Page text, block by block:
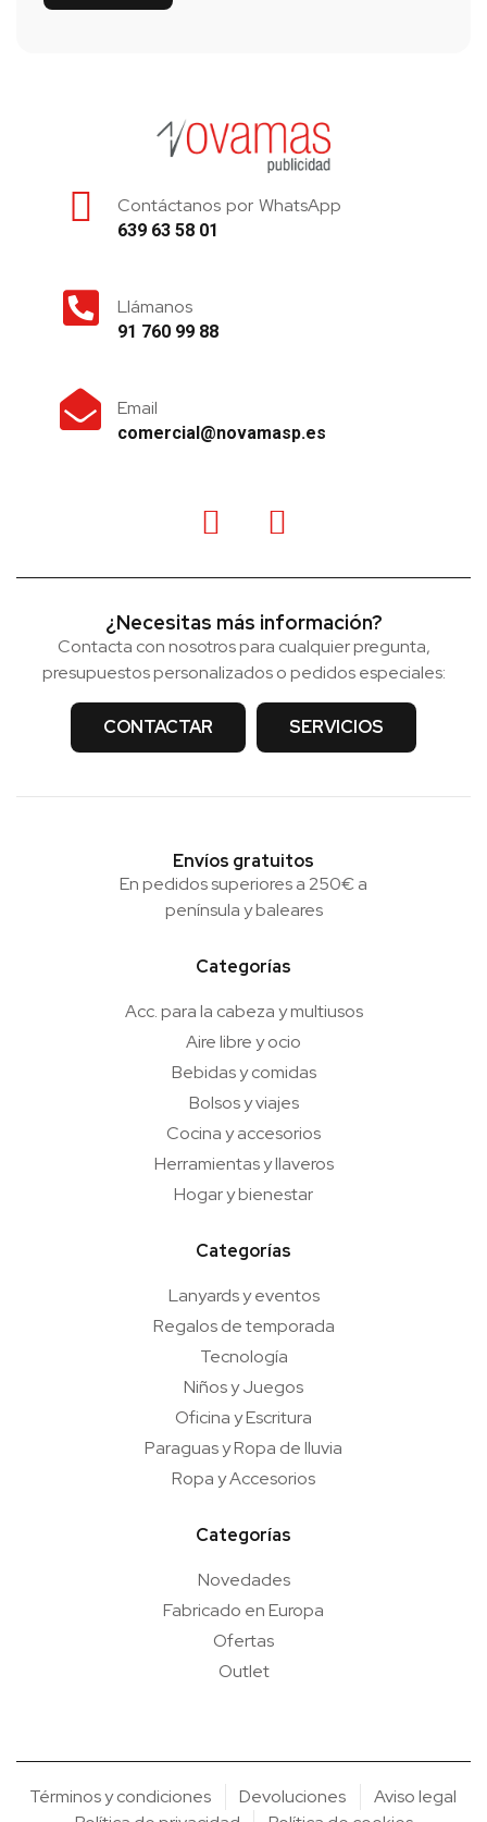
Contáctanos por WhatsApp
639 63 58 01
Llámanos
91 760 99 88
Email
comercial@novamasp.es
¿Necesitas más información?
Contacta con nosotros para cualquier pregunta,
presupuestos personalizados o pedidos especiales:
CONTACTAR SERVICIOS
Envíos gratuitos
En pedidos superiores a 250€ a
península y baleares
Categorías
Acc. para la cabeza y multiusos
Aire libre y ocio
Bebidas y comidas
Bolsos y viajes
Cocina y accesorios
Herramientas y llaveros
Hogar y bienestar
Categorías
Lanyards y eventos
Regalos de temporada
Tecnología
Niños y Juegos
Oficina y Escritura
Paraguas y Ropa de lluvia
Ropa y Accesorios
Categorías
Novedades
Fabricado en Europa
Ofertas
Outlet
Términos y condiciones Devoluciones
Aviso legal